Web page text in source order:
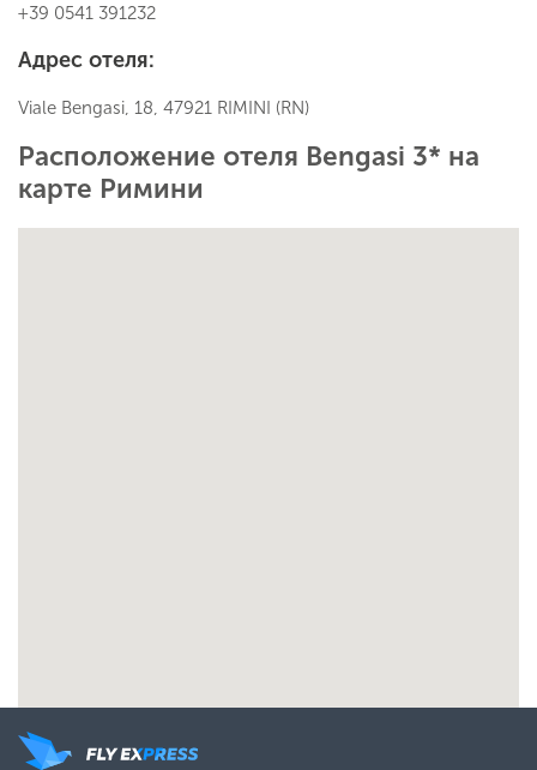
+39 0541 391232
Адрес отеля:
Viale Bengasi, 18, 47921 RIMINI (RN)
Расположение отеля Bengasi 3* на
карте Римини